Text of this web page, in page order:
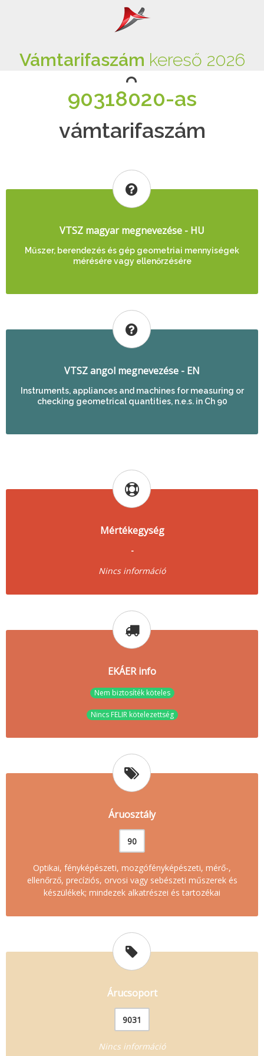
Vámtarifaszám kereső 2026
90318020-as
vámtarifaszám
VTSZ magyar megnevezése - HU
Műszer, berendezés és gép geometriai mennyiségek
mérésére vagy ellenőrzésére
VTSZ angol megnevezése - EN
Instruments, appliances and machines for measuring or
checking geometrical quantities, n.e.s. in Ch 90
Mértékegység
-
Nincs információ
EKÁER info
Nem biztosíték köteles
Nincs FELIR kötelezettség
Áruosztály
90
Optikai, fényképészeti, mozgófényképészeti, mérő-,
ellenőrző, precíziós, orvosi vagy sebészeti műszerek és
készülékek; mindezek alkatrészei és tartozékai
Árucsoport
9031
Nincs információ